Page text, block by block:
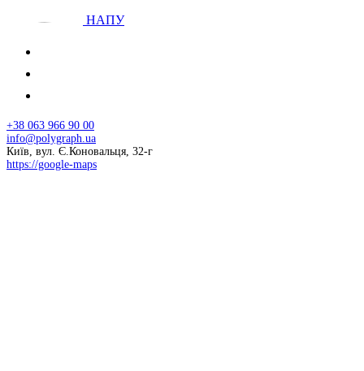
НАПУ
+38 063 966 90 00
info@polygraph.ua
Київ, вул. Є.Коновальця, 32-г
https://google-maps